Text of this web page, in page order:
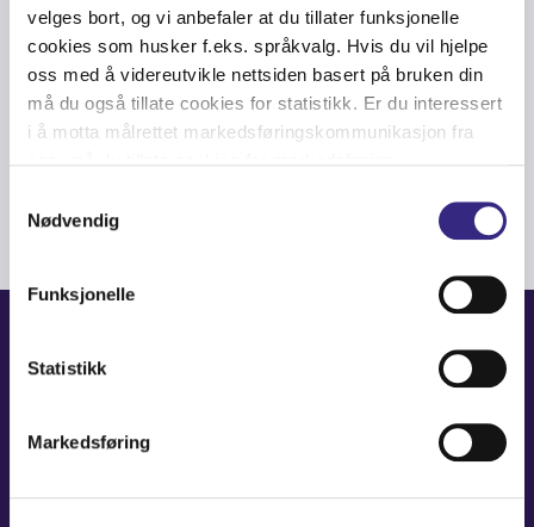
velges bort, og vi anbefaler at du tillater funksjonelle
cookies som husker f.eks. språkvalg. Hvis du vil hjelpe
oss med å videreutvikle nettsiden basert på bruken din
må du også tillate cookies for statistikk. Er du interessert
i å motta målrettet markedsføringskommunikasjon fra
Nødvendig
Funksjonelle
Statistikk
Markedsføring
Ericsson and Tampnet bring IOT
connectivity management to
offshore industries
NAVIGATION
Coverage Maps